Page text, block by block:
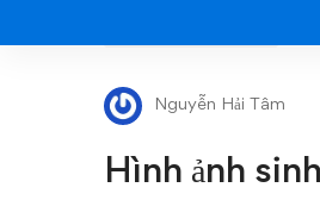
Hình
ảnh
sinh
Nguyễn Hải Tâm
Hình ảnh